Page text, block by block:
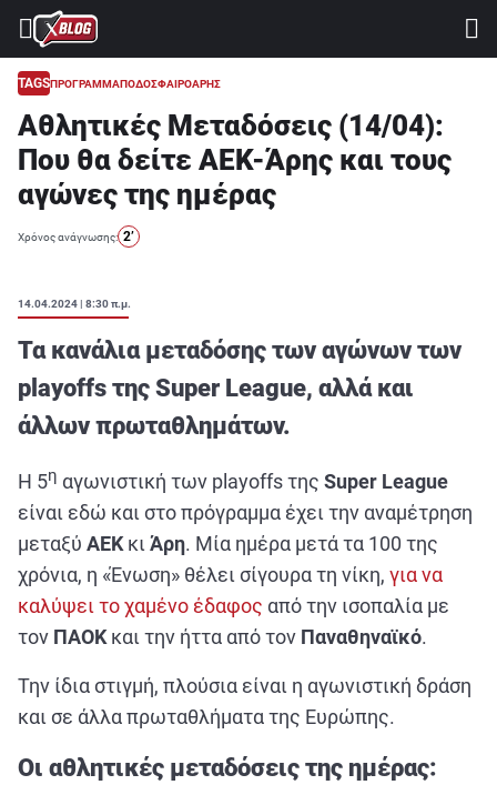
⚽ ΜΟΥΝΤΙΑΛ 2026
ΣΤΟΙΧΗΜΑ
CASINO
ΠΡΟΓΝΩΣΤΙΚΑ ΤIPSTERS
ΠΡΟΓΝΩΣΤΙΚΑ ΚΑΤΗΓΟΡΙΕΣ
ΔΙΑΓΩΝΙΣΜΟΙ
TSILI LEAGUE
RETRO
BLOGS
ΑΘΛΗΤΙΚΑ
ΣΥΝΕΝΤΕΥΞΕΙΣ
ΑΘΛΗΤΙΚΕΣ ΜΕΤΑΔΟΣΕΙΣ
Εξυπηρέτηση Πελατών
TAGSΠΡΟΓΡΑΜΜΑΠΟΔΟΣΦΑΙΡΟΑΡΗΣ
Αθλητικές Μεταδόσεις (14/04):
Που θα δείτε ΑΕΚ-Άρης και τους
αγώνες της ημέρας
Χρόνος ανάγνωσης: 2’
14.04.2024 | 8:30 π.μ.
Τα κανάλια μεταδόσης των αγώνων των
playoffs της Super League, αλλά και
άλλων πρωταθλημάτων.
Η 5η αγωνιστική των playoffs της Super League
είναι εδώ και στο πρόγραμμα έχει την αναμέτρηση
μεταξύ ΑΕΚκι Άρη. Μία ημέρα μετά τα 100 της
χρόνια, η «Ένωση» θέλει σίγουρα τη νίκη, για να
καλύψει το χαμένο έδαφος από την ισοπαλία με
τον ΠΑΟΚκαι την ήττα από τον Παναθηναϊκό.
Την ίδια στιγμή, πλούσια είναι η αγωνιστική δράση
και σε άλλα πρωταθλήματα της Ευρώπης.
Οι αθλητικές μεταδόσεις της ημέρας: